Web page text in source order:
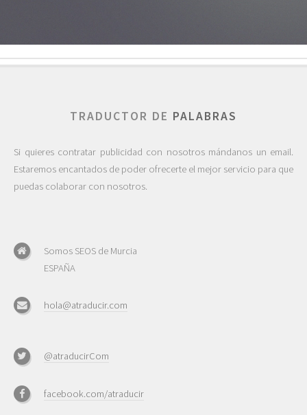
TRADUCTOR DE PALABRAS
Si quieres contratar publicidad con nosotros mándanos un email.
Estaremos encantados de poder ofrecerte el mejor servicio para que
puedas colaborar con nosotros.
Somos SEOS de Murcia
ESPAÑA
hola@atraducir.com
@atraducirCom
facebook.com/atraducir